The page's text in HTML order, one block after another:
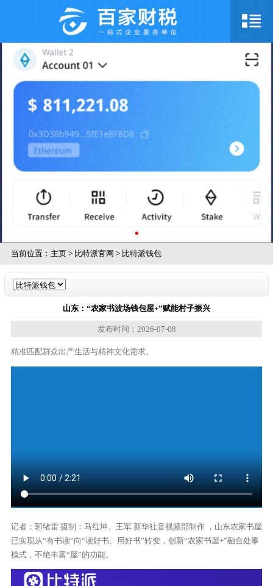
当前位置： 主页> 比特派官网 > 比特派钱包
山东：“农家书波场钱包屋+”赋能村子振兴
发布时间：2026-07-08
精准匹配群众出产生活与精神文化需求。
记者：郭绪雷 摄制：马红坤、王军 新华社音视频部制作 ，山东农家书屋
已实现从“有书读”向“读好书、用好书”转变，创新“农家书屋+”融合处事
模式，不绝丰富“屋”的功能。